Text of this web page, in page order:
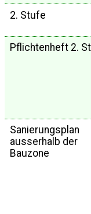
2. Stufe
Pflichtenheft 2.
Sanierungsplan
ausserhalb der
Bauzone